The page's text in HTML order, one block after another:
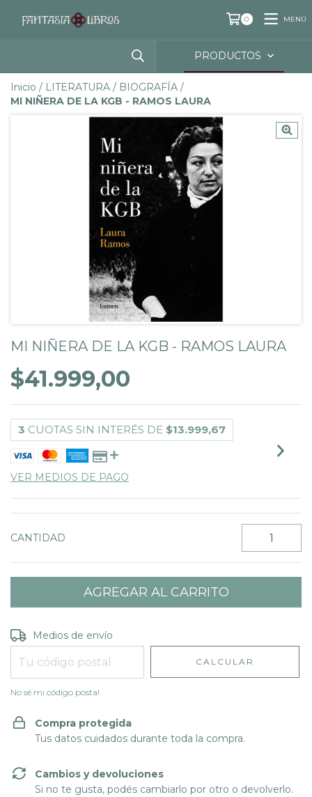
0 MENÚ
PRODUCTOS
Inicio / LITERATURA / BIOGRAFÍA /
MI NIÑERA DE LA KGB - RAMOS LAURA
MI NIÑERA DE LA KGB - RAMOS LAURA
$41.999,00
3 CUOTAS SIN INTERÉS DE $13.999,67
VER MEDIOS DE PAGO
CANTIDAD
Entregas para el CP:
Medios de envío
CALCULAR
No sé mi código postal
Compra protegida
Tus datos cuidados durante toda la compra.
Cambios y devoluciones
Si no te gusta, podés cambiarlo por otro o devolverlo.